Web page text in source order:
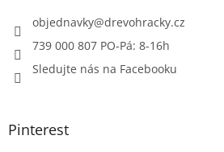
objednavky@drevohracky.cz
739 000 807 PO-Pá: 8-16h
Sledujte nás na Facebooku
Pinterest